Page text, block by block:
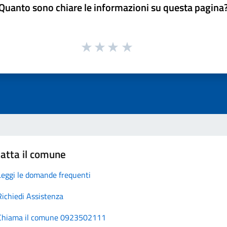
sono chiare le informazioni su questa
il comune
le domande frequenti
Assistenza
il comune 0923502111